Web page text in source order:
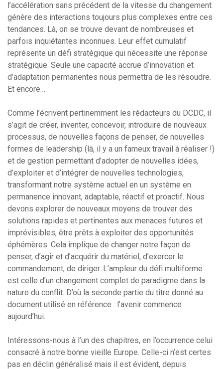
l’accélération sans précédent de la vitesse du changement
génère des interactions toujours plus complexes entre ces
tendances. Là, on se trouve devant de nombreuses et
parfois inquiétantes inconnues. Leur effet cumulatif
représente un défi stratégique qui nécessite une réponse
stratégique. Seule une capacité accrue d’innovation et
d’adaptation permanentes nous permettra de les résoudre.
Et encore…
Comme l’écrivent pertinemment les rédacteurs du DCDC, il
s’agit de créer, inventer, concevoir, introduire de nouveaux
processus, de nouvelles façons de penser, de nouvelles
formes de leadership (là, il y a un fameux travail à réaliser !)
et de gestion permettant d’adopter de nouvelles idées,
d’exploiter et d’intégrer de nouvelles technologies,
transformant notre système actuel en un système en
permanence innovant, adaptable, réactif et proactif. Nous
devons explorer de nouveaux moyens de trouver des
solutions rapides et pertinentes aux menaces futures et
imprévisibles, être prêts à exploiter des opportunités
éphémères. Cela implique de changer notre façon de
penser, d’agir et d’acquérir du matériel, d’exercer le
commandement, de diriger. L’ampleur du défi multiforme
est celle d’un changement complet de paradigme dans la
nature du conflit. D’où la seconde partie du titre donné au
document utilisé en référence : l’avenir commence
aujourd’hui.
Intéressons-nous à l’un des chapitres, en l’occurrence celui
consacré à notre bonne vieille Europe. Celle-ci n’est certes
pas en déclin généralisé mais il est évident, depuis